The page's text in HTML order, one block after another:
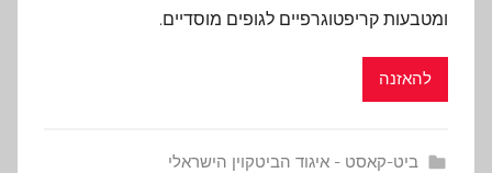
ומטבעות קריפטוגרפיים לגופים מוסדיים.
להאזנה
ביט-קאסט - איגוד הביטקוין הישראלי